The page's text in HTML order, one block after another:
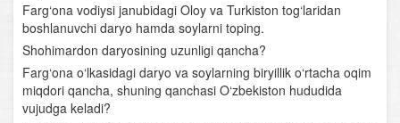
Qizilqum tabiiy-geografik o‘lkasi
Quyi Amudaryo tabiiy-geografik o‘lkasi
Ustyurt tabiiy-geografik o‘lkasi
Farg‘ona vodiysi janubidagi Oloy va Turkiston tog‘laridan
boshlanuvchi daryo hamda soylarni toping.
Shohimardon daryosining uzunligi qancha?
Farg‘ona o‘lkasidagi daryo va soylarning biryillik o‘rtacha oqim
miqdori qancha, shuning qanchasi O‘zbekiston hududida
vujudga keladi?